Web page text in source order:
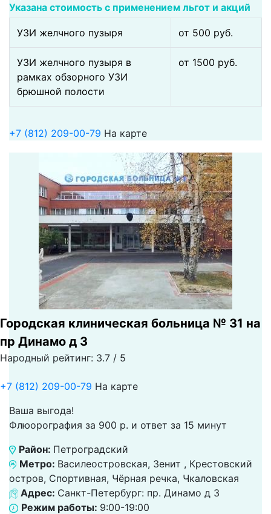
Указана стоимость с применением льгот и акций
УЗИ желчного пузыря от 500 pуб.
УЗИ желчного пузыря в
рамках обзорного УЗИ
брюшной полости
от 1500 pуб.
+7 (812) 209-00-79 На карте
Городская клиническая больница № 31 на
пр Динамо д 3
Народный рейтинг: 3.7 / 5
+7 (812) 209-00-79 На карте
Ваша выгода!
Флюорография за 900 р. и ответ за 15 минут
Район: Петроградский
Метро: Василеостровская, Зенит , Крестовский
остров, Спортивная, Чёрная речка, Чкаловская
Адрес: Санкт-Петербург: пр. Динамо д 3
Режим работы: 9:00-19:00